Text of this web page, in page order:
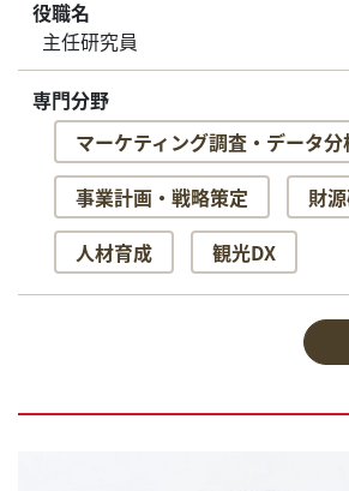
役職名
主任研究員
専門分野
マーケティング調査・データ分
事業計画・戦略策定
財
人材育成
観光DX